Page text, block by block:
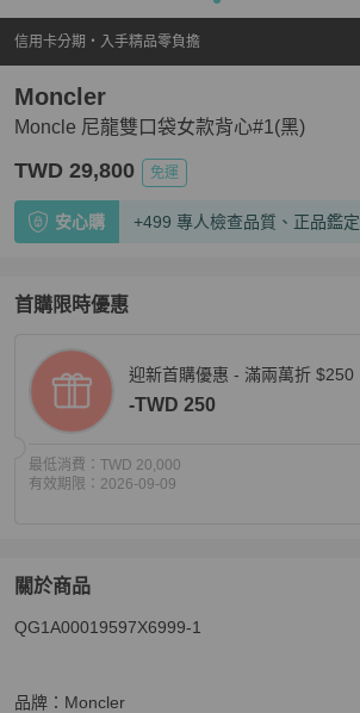
信用卡分期・入手精品零負擔
Moncle 尼龍雙口袋女款背心#1(黑)
Moncler
TWD 29,800 免運
安心購 +499 專人檢查品質、正品鑑定
首購限時優惠
迎新首購優惠 - 滿兩萬折 $250
-TWD 250
最低消費： TWD 20,000
有效期限： 2026-09-09
關於商品
關於Moncle 尼龍雙口袋女款背心#1(黑)
QG1A00019597X6999-1
品牌：Moncler